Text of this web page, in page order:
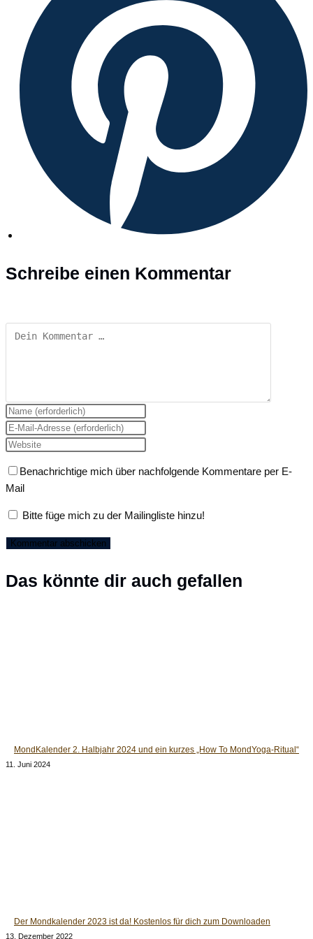
Fenster
Schreibe einen Kommentar
Gib
deinen
Namen
Benutzernamen
zum
Kommentieren
Gib
deine
Mail-
Adresse
zum
ein
Gib
Website-
URL
ein
Benachrichtige mich über nachfolgende Kommentare per E-
Mail
Bitte füge mich zu der Mailingliste hinzu!
Das könnte dir auch gefallen
MondKalender 2. Halbjahr 2024 und ein kurzes „How To MondYoga-Ritual“
11. Juni 2024
Der Mondkalender 2023 ist da! Kostenlos für dich zum Downloaden
13. Dezember 2022